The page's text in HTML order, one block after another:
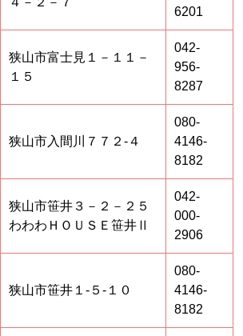
6201
狭山市富士見１－１１－
１５
042-
956-
8287
狭山市入間川７７２‐４
080-
4146-
8182
狭山市笹井３－２－２５
わわわＨＯＵＳＥ笹井Ⅱ
042-
000-
2906
狭山市笹井１‐５‐１０
080-
4146-
8182